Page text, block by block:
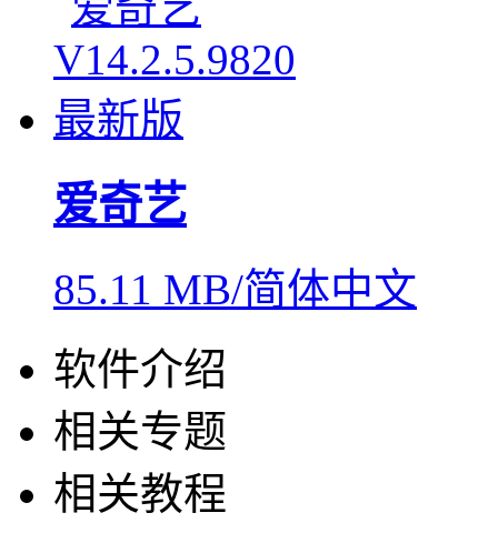
爱奇艺
85.11 MB/简体中文
软件介绍
相关专题
相关教程